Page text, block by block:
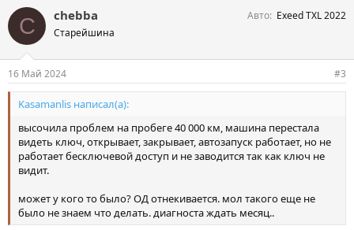
п
т
:
C chebba
Старейшина
Авто Exeed TXL 2022
16 Май 2024 #3
Kasamanlis написал(а):
высочила проблем на пробеге 40 000 км, машина перестала
видеть ключ, открывает, закрывает, автозапуск работает, но не
работает бесключевой доступ и не заводится так как ключ не
видит.
может у кого то было? ОД отнекивается. мол такого еще не
было не знаем что делать. диагноста ждать месяц..